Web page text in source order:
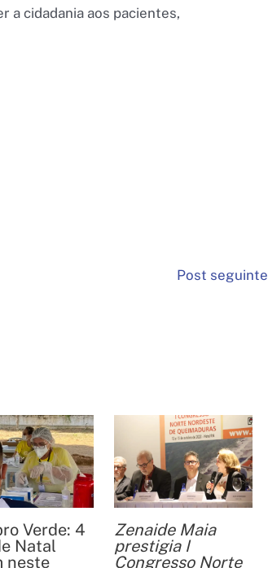
a cidadania aos pacientes,
Post seguinte
Verde: 4
Natal
neste
Zenaide Maia
prestigia I
Congresso Norte